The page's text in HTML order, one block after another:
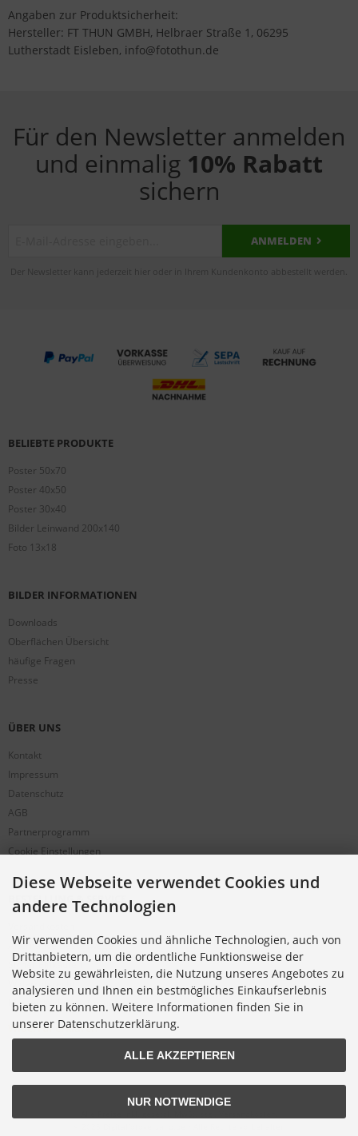
Angaben zur Produktsicherheit:
Hersteller: FT THUN GMBH, Helbraer Straße 1, 06295
Lutherstadt Eisleben, info@fotothun.de
Für den Newsletter anmelden
und einmalig 10% Rabatt
sichern
ANMELDEN
Der Newsletter kann jederzeit hier oder in Ihrem Kundenkonto abbestellt werden.
BELIEBTE PRODUKTE
Poster 50x70
Poster 40x50
Poster 30x40
Bilder Leinwand 200x140
Foto 13x18
BILDER INFORMATIONEN
Downloads
Oberflächen Übersicht
häufige Fragen
Presse
ÜBER UNS
Kontakt
Impressum
Datenschutz
AGB
Partnerprogramm
Cookie Einstellungen
BESTELLUNG & SERVICE
Alternative Bestellwege
Sicher Einkaufen
Widerrufsrecht
Muster-Widerrufsformular
Widerruf erklären
Diese Webseite verwendet Cookies und
andere Technologien
Wir verwenden Cookies und ähnliche Technologien, auch von
Drittanbietern, um die ordentliche Funktionsweise der
Website zu gewährleisten, die Nutzung unseres Angebotes zu
analysieren und Ihnen ein bestmögliches Einkaufserlebnis
bieten zu können. Weitere Informationen finden Sie in
unserer Datenschutzerklärung.
ALLE AKZEPTIEREN
NUR NOTWENDIGE